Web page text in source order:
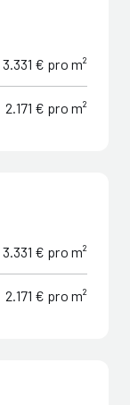
3.331 € pro m²
2.171 € pro m²
3.331 € pro m²
2.171 € pro m²